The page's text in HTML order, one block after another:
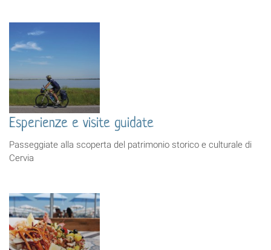
Esperienze e visite guidate
Passeggiate alla scoperta del patrimonio storico e culturale di
Cervia